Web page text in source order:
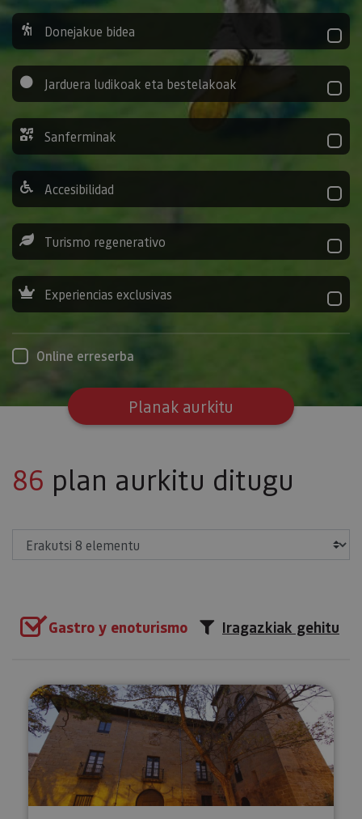
Donejakue bidea
Jarduera ludikoak eta bestelakoak
Sanferminak
Accesibilidad
Turismo regenerativo
Experiencias exclusivas
Online erreserba
Planak aurkitu
86 plan aurkitu ditugu
Gastro y enoturismo Iragazkiak gehitu
Afari pribatua Mencoen